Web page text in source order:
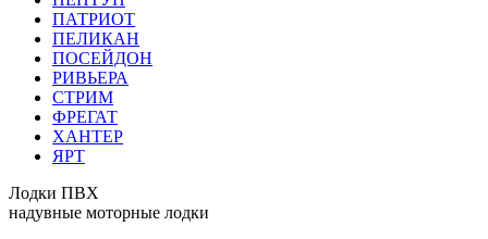
ПАТРИОТ
ПЕЛИКАН
ПОСЕЙДОН
РИВЬЕРА
СТРИМ
ФРЕГАТ
ХАНТЕР
ЯРТ
Лодки ПВХ
надувные моторные лодки